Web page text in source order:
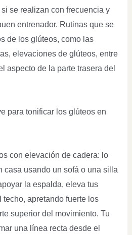
se realizan con frecuencia y
entrenador. Rutinas que se
de los glúteos, como las
elevaciones de glúteos, entre
aspecto de la parte trasera del
para tonificar los glúteos en
con elevación de cadera: lo
casa usando un sofá o una silla
la espalda, eleva tus
techo, apretando fuerte los
superior del movimiento. Tu
una línea recta desde el